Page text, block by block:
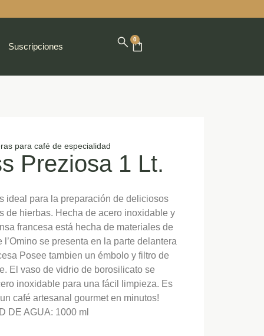
Suscripciones
0
para café de especialidad
Preziosa 1 Lt.
ideal para la preparación de deliciosos
de hierbas. Hecha de acero inoxidable y
francesa está hecha de materiales de
se presenta en la parte delantera
Posee tambien un émbolo y filtro de
El vaso de vidrio de borosilicato se
inoxidable para una fácil limpieza. Es
café artesanal gourmet en minutos!
DE AGUA: 1000 ml